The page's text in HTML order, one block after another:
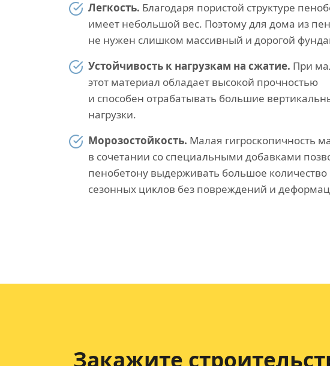
Легкость. Благодаря пористой структуре
имеет небольшой вес. Поэтому для дома из
не нужен слишком массивный и дорогой
Устойчивость к нагрузкам на сжатие. При
этот материал обладает высокой прочностью
и способен отрабатывать большие
нагрузки.
Морозостойкость. Малая гигроскопичность
в сочетании со специальными добавками
пенобетону выдерживать большое количество
сезонных циклов без повреждений и
Закажите